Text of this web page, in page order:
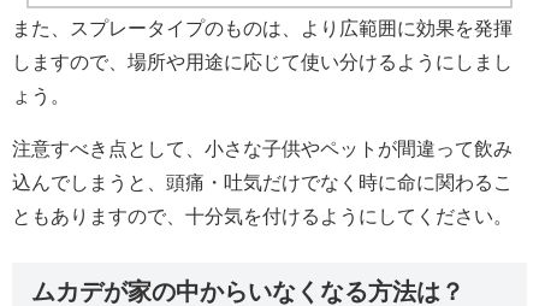
また、スプレータイプのものは、より広範囲に効果を発揮
しますので、場所や用途に応じて使い分けるようにしまし
ょう。
注意すべき点として、小さな子供やペットが間違って飲み
込んでしまうと、頭痛・吐気だけでなく時に命に関わるこ
ともありますので、十分気を付けるようにしてください。
ムカデが家の中からいなくなる方法は？